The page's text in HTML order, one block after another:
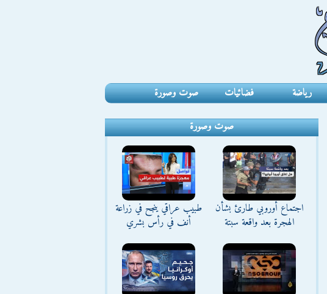
رياضة فضائيات صوت وصورة
صوت وصورة
اجتماع أوروبي طارئ بشأن
الهجرة بعد واقعة سبتة
طبيب عراقي ينجح في زراعة
أنف في رأس بشري